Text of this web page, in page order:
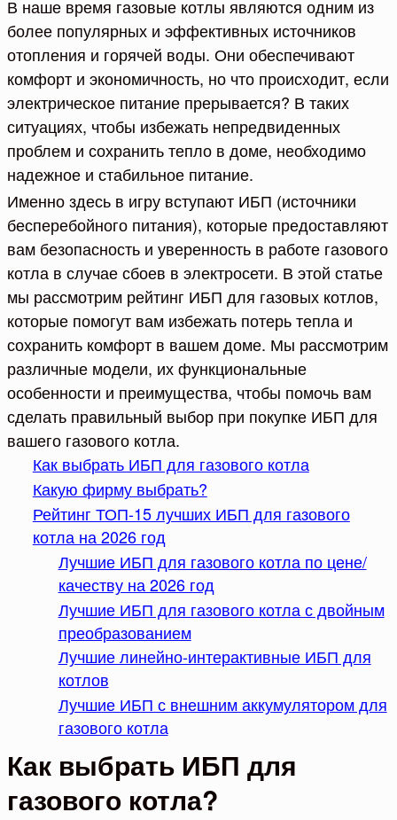
В наше время газовые котлы являются одним из
более популярных и эффективных источников
отопления и горячей воды. Они обеспечивают
комфорт и экономичность, но что происходит, если
электрическое питание прерывается? В таких
ситуациях, чтобы избежать непредвиденных
проблем и сохранить тепло в доме, необходимо
надежное и стабильное питание.
Именно здесь в игру вступают ИБП (источники
бесперебойного питания), которые предоставляют
вам безопасность и уверенность в работе газового
котла в случае сбоев в электросети. В этой статье
мы рассмотрим рейтинг ИБП для газовых котлов,
которые помогут вам избежать потерь тепла и
сохранить комфорт в вашем доме. Мы рассмотрим
различные модели, их функциональные
особенности и преимущества, чтобы помочь вам
сделать правильный выбор при покупке ИБП для
вашего газового котла.
Как выбрать ИБП для газового котла
Какую фирму выбрать?
Рейтинг ТОП-15 лучших ИБП для газового
котла на 2026 год
Лучшие ИБП для газового котла по цене/
качеству на 2026 год
Лучшие ИБП для газового котла с двойным
преобразованием
Лучшие линейно-интерактивные ИБП для
котлов
Лучшие ИБП с внешним аккумулятором для
газового котла
Как выбрать ИБП для
газового котла?